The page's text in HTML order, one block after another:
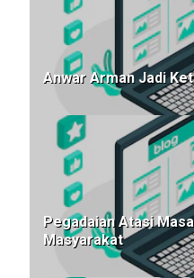
Anwar Arman Jadi
Pegadaian Atasi
Masyarakat